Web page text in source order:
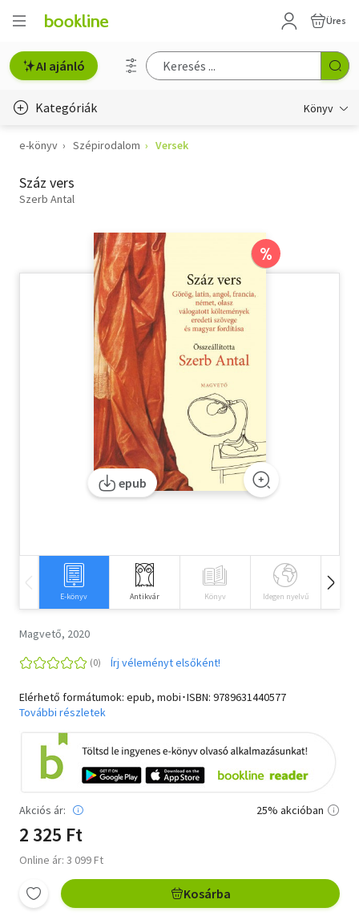
Üres
AI ajánló
Kategóriák Könyv
Életmód, egészség
Erotika
Hobbi, szabadidő
Szótár, nyelvkönyv
Tankönyv, segédkönyv
Társadalomtudomány
Természettudomány
Vallás
e-könyv Szépirodalom Versek
Száz vers
Szerb Antal
%
epub
E-könyv Antikvár Könyv Idegen nyelvű
Magvető, 2020
Írj véleményt elsőként!
Elérhető formátumok: epub, mobi･ISBN: 9789631440577
További részletek
Akciós ár:
2 325 Ft
Online ár: 3 099 Ft
25% akcióban
Kosárba